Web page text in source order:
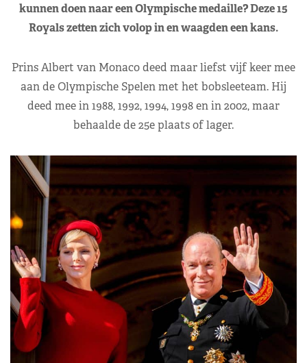
kunnen doen naar een Olympische medaille? Deze 15
Royals zetten zich volop in en waagden een kans.
Prins Albert van Monaco deed maar liefst vijf keer mee
aan de Olympische Spelen met het bobsleeteam. Hij
deed mee in 1988, 1992, 1994, 1998 en in 2002, maar
behaalde de 25e plaats of lager.